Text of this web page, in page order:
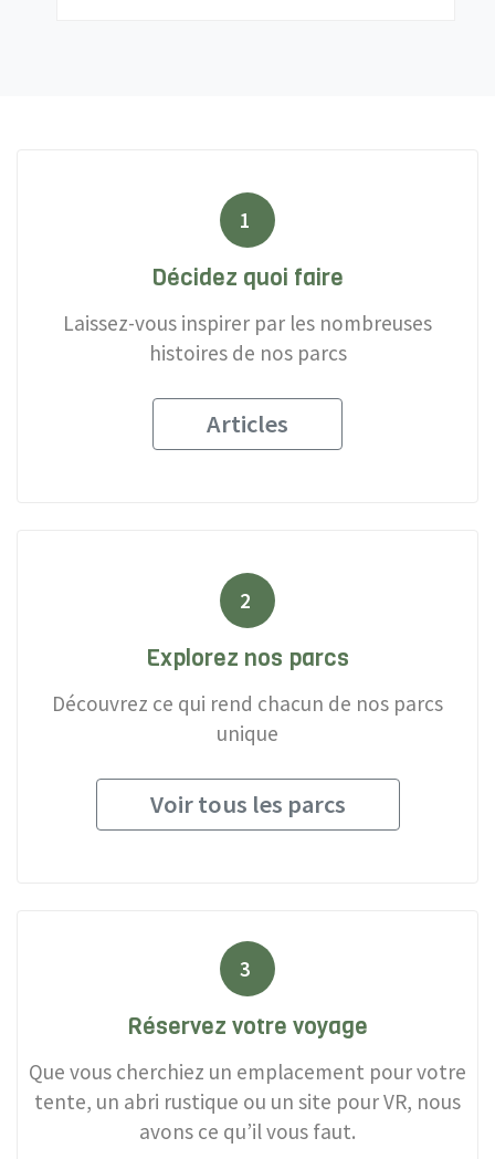
1
Décidez quoi faire
Laissez-vous inspirer par les nombreuses
histoires de nos parcs
Articles
2
Explorez nos parcs
Découvrez ce qui rend chacun de nos parcs
unique
Voir tous les parcs
3
Réservez votre voyage
Que vous cherchiez un emplacement pour votre
tente, un abri rustique ou un site pour VR, nous
avons ce qu’il vous faut.